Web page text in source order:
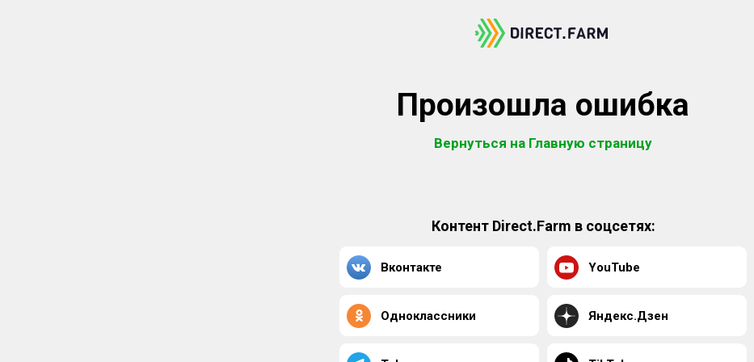
Произошла ошибка
Вернуться на Главную страницу
Контент Direct.Farm в соцсетях:
Вконтакте YouTube
Одноклассники Яндекс.Дзен